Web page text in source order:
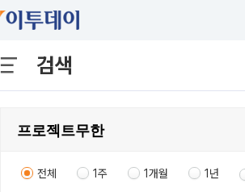
검색
전체 1주 1개월 1년